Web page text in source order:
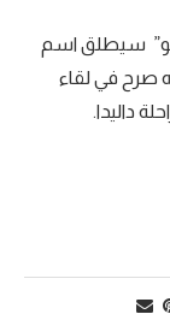
سيطلق اسم
صرح في لقاء
داليدا.